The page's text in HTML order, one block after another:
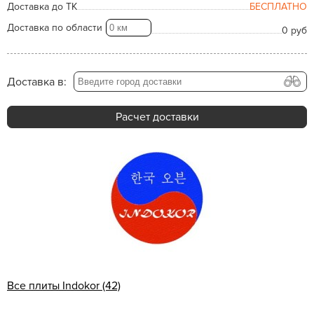
Доставка до ТК
БЕСПЛАТНО
Доставка по области
0 руб
Доставка в:
Расчет доставки
Все плиты Indokor (42)